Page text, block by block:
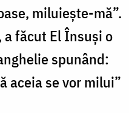
miluieşte-mă”.
a făcut El Însuşi o
spunând:
aceia se vor milui”